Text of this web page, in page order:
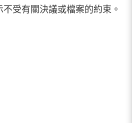
受有關決議或檔案的約束。